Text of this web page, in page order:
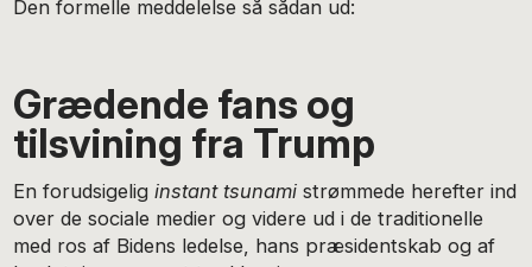
Den formelle meddelelse så sådan ud:
Grædende fans og
tilsvining fra Trump
En forudsigeliginstant tsunami strømmede herefter ind
over de sociale medier og videre ud i de traditionelle
med ros af Bidens ledelse, hans præsidentskab og af